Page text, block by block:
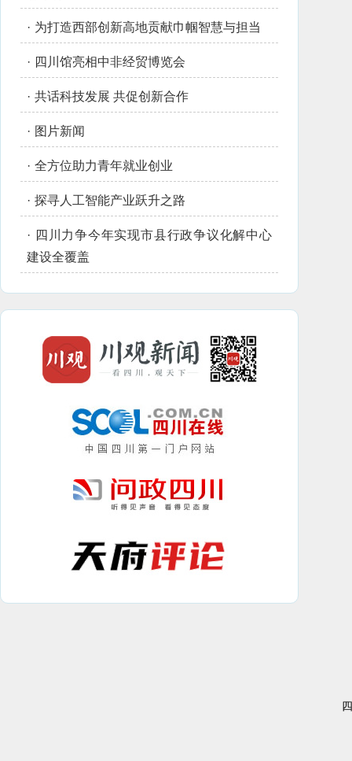
· 为打造西部创新高地贡献巾帼智慧与担当
· 四川馆亮相中非经贸博览会
· 共话科技发展 共促创新合作
· 图片新闻
· 全方位助力青年就业创业
· 探寻人工智能产业跃升之路
· 四川力争今年实现市县行政争议化解中心
建设全覆盖